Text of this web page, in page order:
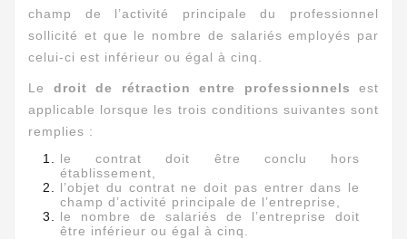
champ de l’activité principale du professionnel
sollicité et que le nombre de salariés employés par
celui-ci est inférieur ou égal à cinq.
Le droit de rétraction entre professionnels est
applicable lorsque les trois conditions suivantes sont
remplies :
le contrat doit être conclu hors
établissement,
l’objet du contrat ne doit pas entrer dans le
champ d’activité principale de l’entreprise,
le nombre de salariés de l’entreprise doit
être inférieur ou égal à cinq.